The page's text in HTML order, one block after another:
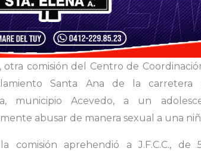
otra comisión del Centro de
Santa Ana de la carretera
municipio Acevedo, a un
abusar de manera sexual a una
comisión aprehendió a J.F.C.C., de